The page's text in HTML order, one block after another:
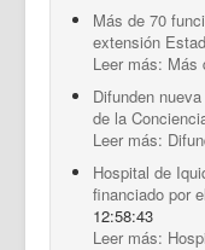
Más de 70
extensión
Leer más: Más
Difunden
de la
Leer más:
Hospital de
financiado por
12:58:43
Leer más: